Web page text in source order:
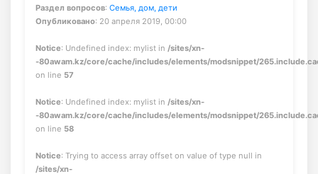
Раздел вопросов: Семья, дом, дети
Опубликовано: 20 апреля 2019, 00:00
Notice: Undefined index: mylist in /sites/xn-
-80awam.kz/core/cache/includes/elements/modsnippet/
on line 57
Notice: Undefined index: mylist in /sites/xn-
-80awam.kz/core/cache/includes/elements/modsnippet/
on line 58
Notice: Trying to access array offset on value of type null in
/sites/xn-